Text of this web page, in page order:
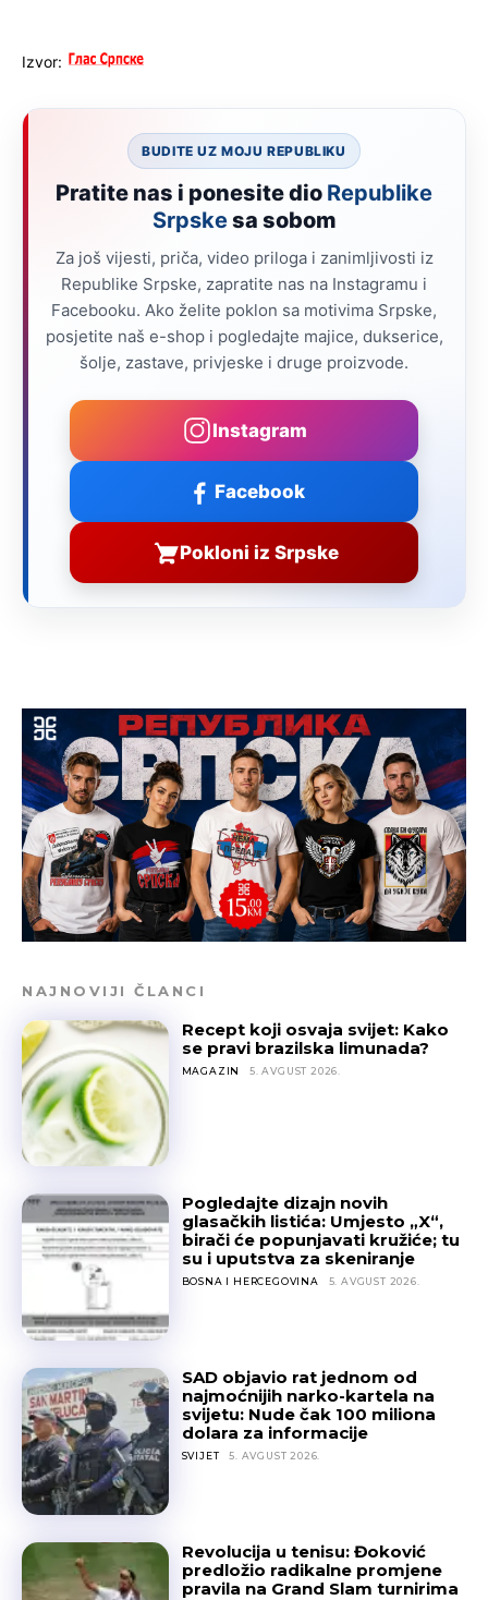
Izvor:
BUDITE UZ MOJU REPUBLIKU
Pratite nas i ponesite dio Republike
Srpskesa sobom
Za još vijesti, priča, video priloga i zanimljivosti iz
Republike Srpske, zapratite nas na Instagramu i
Facebooku. Ako želite poklon sa motivima Srpske,
posjetite naš e-shop i pogledajte majice, dukserice,
šolje, zastave, privjeske i druge proizvode.
Instagram
Facebook
Pokloni iz Srpske
NAJNOVIJI ČLANCI
Recept koji osvaja svijet: Kako
se pravi brazilska limunada?
MAGAZIN 5. AVGUST 2026.
Pogledajte dizajn novih
glasačkih listića: Umjesto „X“,
birači će popunjavati kružiće; tu
su i uputstva za skeniranje
BOSNA I HERCEGOVINA 5. AVGUST 2026.
SAD objavio rat jednom od
najmoćnijih narko-kartela na
svijetu: Nude čak 100 miliona
dolara za informacije
SVIJET 5. AVGUST 2026.
Revolucija u tenisu: Đoković
predložio radikalne promjene
pravila na Grand Slam turnirima